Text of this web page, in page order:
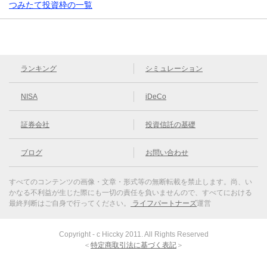
つみたて投資枠の一覧
ランキング シミュレーション
NISA iDeCo
証券会社 投資信託の基礎
ブログ お問い合わせ
すべてのコンテンツの画像・文章・形式等の無断転載を禁止します。 尚、い
かなる不利益が生じた際にも一切の責任を負いませんので、すべてにおける
最終判断はご自身で行ってください。
ライフパートナーズ運営
Copyright - c Hiccky 2011. All Rights Reserved
＜ 特定商取引法に基づく表記 ＞